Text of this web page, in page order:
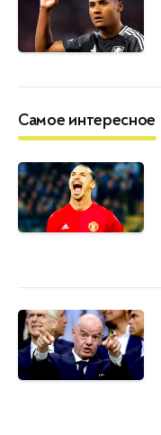
Самое интересное